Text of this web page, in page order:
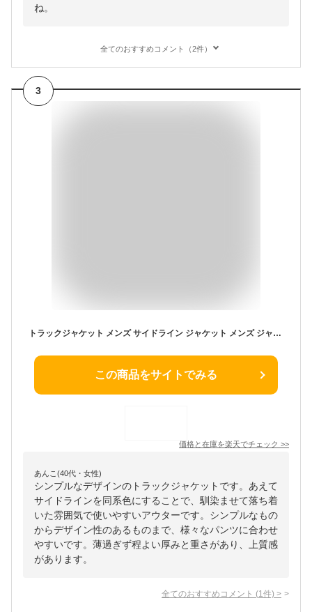
ね。
全てのおすすめコメント（2件）
3
トラックジャケット メンズ サイドライン ジャケット メンズ ジャージメンズ ジャンパー メンズ ブルゾン トレーニング ジップ ライトアウター ダブルジップ 長袖 無地 韓国 ファッション 春服 春 春秋 メンズファッション 韓国 モード系 ストリート系 マイノリティ minority
この商品をサイトでみる
価格と在庫を楽天でチェック >>
あんこ(40代・女性)
シンプルなデザインのトラックジャケットです。あえて
サイドラインを同系色にすることで、馴染ませて落ち着
いた雰囲気で使いやすいアウターです。シンプルなもの
からデザイン性のあるものまで、様々なパンツに合わせ
やすいです。薄過ぎず程よい厚みと重さがあり、上質感
があります。
全てのおすすめコメント (1 件) >